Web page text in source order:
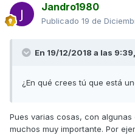
Jandro1980
Publicado 19 de
En 19/12/2018 a las 9:39,
¿En qué crees tú que está
Pues varias cosas, con
muchos muy importante. Por